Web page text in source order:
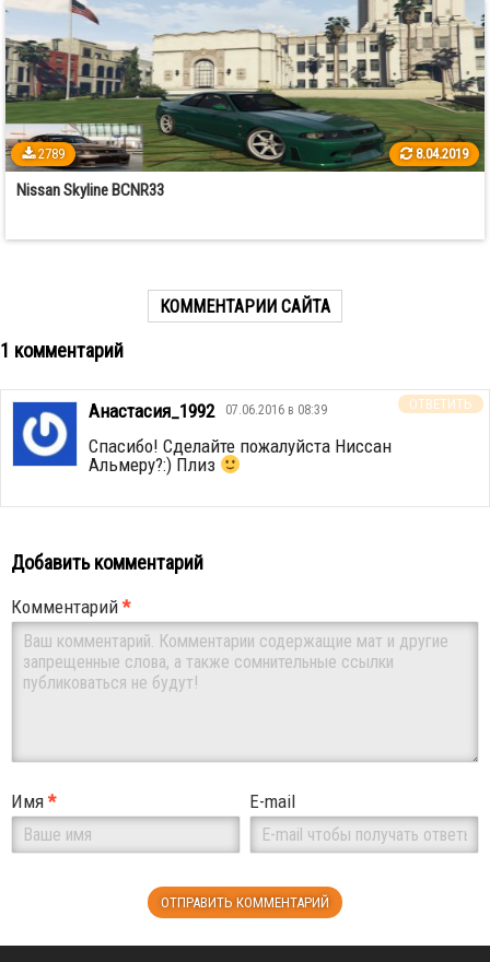
2789 8.04.2019
Nissan Skyline BCNR33
КОММЕНТАРИИ САЙТА
1 комментарий
Анастасия_1992 07.06.2016 в 08:39 ОТВЕТИТЬ
Спасибо! Сделайте пожалуйста Ниссан
Альмеру?:) Плиз
Добавить комментарий
Комментарий*
Имя* E-mail